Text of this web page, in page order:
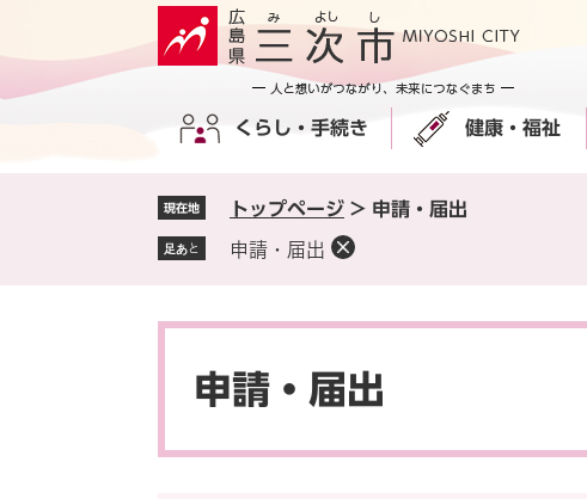
の
ー
くらし・手続き 健康・福祉
現在地 トップページ > 申請・届出
足あと 申請・届出
申請・届出